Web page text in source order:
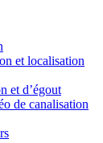
et localisation
et d’égout
de canalisation